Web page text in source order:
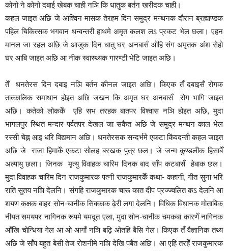
कोनो ने कोनो दबाई खेबक चाही नञि कि धातुक बर्तन खरीदक चाही।
कहल जाइत अछि जे आश्विन मासक तेरहम दिन समुद्र मन्थनक दौरान ब्रह्माण्डक
पहिल चिकित्सक भगवान धन्वन्तरी हाथमे अमृत कलश लऽ प्रकट भेल छला। एहन
मानल जा रहल अछि जे आजुक दिन धातु घर अनबासँ ओहि संग अमृतक अंश सेहो
घर आबि जाइत अछि आ नीक स्वास्थ्यक गारण्टी भेटि जाइत अछि।
तेँ धनतेरस दिन दबाइ नञि बर्तन कीनल जाइत अछि। किएक तँ दबाइसँ रोगक
तात्कालिक समाधान होइत अछि जखन कि अमृत घर अनबासँ रोग भागि जाइत
अछि। कतेको लोककेँ एहि सभ तरहक बातपर विश्वास नञि होइत अछि, मुदा
भागलपुर स्थित मन्दार पर्वतपर देखल जा सकैत अछि जे समुद्र मन्थन काल भेल
रस्सी चेह्न आइ धरि विद्यमान अछि। धनतेरसक सन्दर्भमे एकटा किंवदन्ती कहल जाइत
अछि जे राजा हिमाकेँ एकटा सोलह बरखक पुत्र छल। जे जन्म कुण्डलीक हिसाबेँ
अल्पायु छला। जिनक मृत्यु विवाहक चारिम दिनक बाद साँप कटबासँ हेबाक छल।
मुदा विवाहक चारिम दिन राजकुमारक पत्नी राजकुमारकेँ कथा- कहानी, गीत सुना भरि
राति सुतय नञि देलनि। संगहि राजकुमारक चारू कात दीप प्रज्ज्वलित कऽ देलनि आ
शयण कक्षक बाहर सोन-चानीक सिक्काक ढ़ेरी लगा देलनि। विधिक विधानक मोताबिक
नीयत समयपर नागिनक रूपमे यमदूत एला, मुदा सोन-चानीक चमकबा कारणेँ नागिनक
आँखि चोन्धिया गेल आ ओ आगाँ नञि बढ़ि ओतहि बैसि गेल। किएक तँ वैज्ञानिक तथ्य
अछि जे साँप बहुत बेसी तेज रोशनीमे नञि देखि पबैत अछि। आ एहि तरहेँ राजकुमारक